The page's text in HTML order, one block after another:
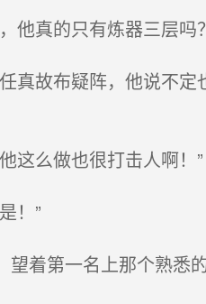
他真的只有炼器三层吗
真故布疑阵，他说不定
这么做也很打击人啊！”
！”
着第一名上那个熟悉